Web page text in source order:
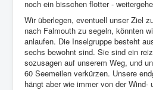
noch ein bisschen flotter -
Wir überlegen, eventuell unser Ziel
nach Falmouth zu segeln, könnten
anlaufen. Die Inselgruppe besteht
sechs bewohnt sind. Sie sind ein
sozusagen auf unserem Weg, und
60 Seemeilen verkürzen. Unsere
hängt aber wie immer von der Wind-